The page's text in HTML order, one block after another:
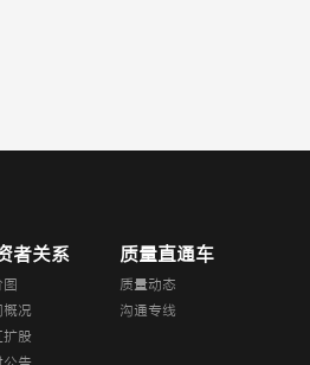
者关系
概况
扩股
质量直通车
质量动态
沟通专线